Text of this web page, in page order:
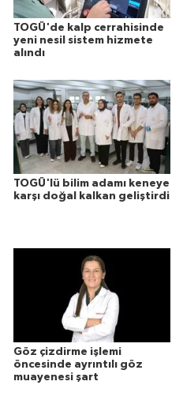
TOGÜ'de kalp cerrahisinde
yeni nesil sistem hizmete
alındı
TOGÜ'lü bilim adamı keneye
karşı doğal kalkan geliştirdi
Göz çizdirme işlemi
öncesinde ayrıntılı göz
muayenesi şart